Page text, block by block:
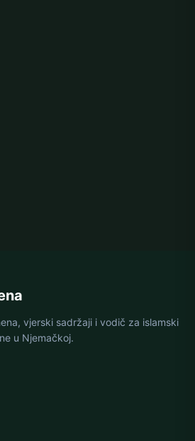
vjerski sadržaji i vodič za islamski
u Njemačkoj.